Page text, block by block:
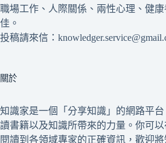
職場工作、人際關係、兩性心理、健
佳。
投稿請來信：
關於
知識家是一個「分享知識」的網路平
讀書籍以及知識所帶來的力量。你可
閱讀到各領域專家的正確資訊，歡迎